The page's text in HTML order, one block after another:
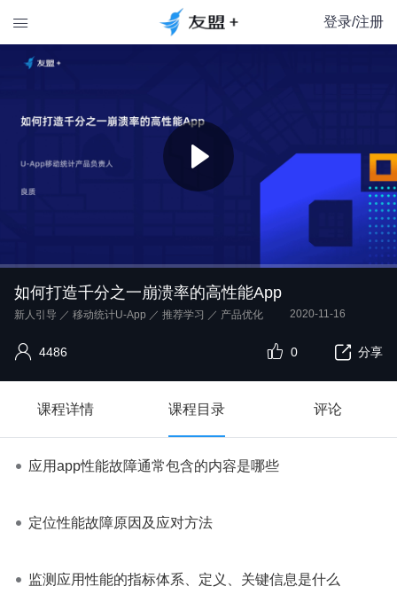
 登录/注册
如何打造千分之一崩溃率的高性能App
新人引导 ／ 移动统计U-App ／ 推荐学习 ／ 产品优化 2020-11-16
4486 分享
0
课程详情 课程目录 评论
应用app性能故障通常包含的内容是哪些
定位性能故障原因及应对方法
监测应用性能的指标体系、定义、关键信息是什么